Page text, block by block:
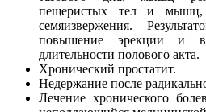
пещеристых тел и мышц,
семяизвержения.
повышение эрекции и
длительности полового акта.
Хронический простатит.
Недержание после
Лечение хронического